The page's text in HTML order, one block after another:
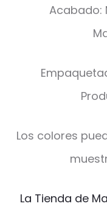
Acabado:
Los colores
La Tienda de